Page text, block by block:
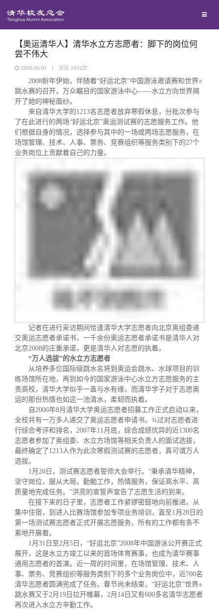
西南联大校友会
义工计划
新媒体平台
青春风采
校友文苑
校友视界
终身学习
信息化服务
实用信息
总会简介
总会章程
理事会名单
制度法规
联系我们
【奥运清华人】清华水立方志愿者：脚下的岗位何
尝不伟大
2008-06-01 | 浏览 2452次
2008新年伊始，伴随着“好运北京”中国游泳邀请赛和世界±
跳水赛的召开，万众瞩目的国家游泳中心——水立方向世界揭
开了她的神秘面纱。
来自清华大学的1213名志愿者放弃寒假休息，分批次参与
了在此进行的两场“好运北京”奥运测试赛的志愿服务工作。他
们根据自身的情况，选择参与其中的一场或两场志愿服务，在
场馆管理、技术、人事、票务、竞赛组织等服务类别下的27个
业务岗位上贡献着自己的力量。
记者在进行采访期间恰逢清华大学志愿者向北京奥组委递
交奥运志愿者承诺书，一千余份奥运志愿者承诺书是清华人对
北京2008的庄重承诺，更是清华人对志愿的执着。
“万人选拔”的水立方志愿者
从培养多位国际级跳水名将到奥运会跳水、水球项目的训
练场馆所在地，再到如今的国家游泳中心水立方志愿服务的主
责高校，清华大学似乎一直与水有缘，而清华学子对于志愿奥
运的那份热情也如这一池清水，柔韧而执着。
自 2006年8月清华大学奥运志愿者招募工作正式启动以来，
全校共有一万多人递交了奥运志愿者申请书。 ¾­过对志愿者进
行综合考评和排名， 2007年11 月底，综合成绩优异的近1300名
志愿者参加了奥组委、水立方场馆等相关负责人的面试选拔，
最终确定了1213人作为此次寒假测试赛的志愿者，真可谓万人
选拔。
1 月 20 日 ，测试赛志愿者誓师大会举行。“秉承清华精神，
坚守岗位，服从大局，勤勉工作，热情服务，保证高水平、高
质量地完成任务。”洪亮的宣誓声宣告了志愿生活的到来。
在接下来的日子里，志愿者工作紧锣密鼓地向前推进。从
集中住宿，到进入比赛场馆参加专项业务培训，直至1 月 28 日 的
第一场测试赛志愿者正式开展志愿服务，所有的工作都有条不
紊地开展着。
1 月 31 日 至2 月 5 日 ，“好运北京”2008年中国游泳公开赛正式
展开，这是水立方竣工以来的首场体育赛事，也成为清华赛事
通用志愿者的首演。近一周的时间里，在场馆管理、技术、人
事、票务、竞赛组织等服务类别下的多个业务岗位中，近700名
清华志愿者圆满完成了任务。春节尚未结束，“好运北京”世界±
跳水赛又于2 月 19 日 拉开帷幕， 2 月 14 日 又有600多名清华志愿者
再次进入水立方辛勤工作。